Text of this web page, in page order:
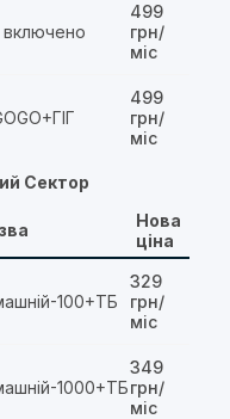
499
грн/
міс
499
грн/
міс
Сектор
Нова
ціна
100+ТБ
329
грн/
міс
1000+ТБ
349
грн/
міс